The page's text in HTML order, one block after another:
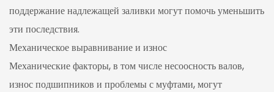
поддержание надлежащей заливки могут помочь уменьшить
эти последствия.
Механическое выравнивание и износ
Механические факторы, в том числе несоосность валов,
износ подшипников и проблемы с муфтами, могут